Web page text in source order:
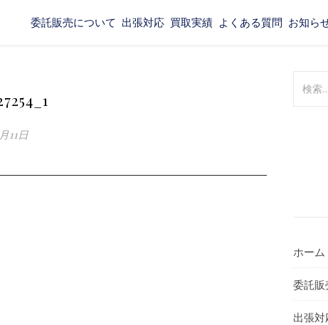
委託販売について 出張対応 買取実績 よくある質問 お知ら
11日
ホーム
委託販
出張対